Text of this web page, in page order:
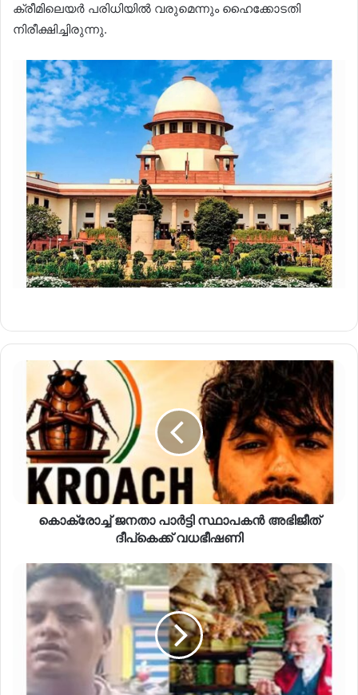
ക്രീമിലെയർ പരിധിയിൽ വരുമെന്നും ഹൈക്കോടതി
നിരീക്ഷിച്ചിരുന്നു.
കൊക്രോച്ച് ജനതാ പാർട്ടി സ്ഥാപകൻ അഭിജീത്
ദീപ്കെക്ക് വധഭീഷണി